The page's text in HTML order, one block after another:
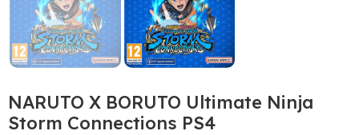
NARUTO X BORUTO Ultimate Ninja
Storm Connections PS4